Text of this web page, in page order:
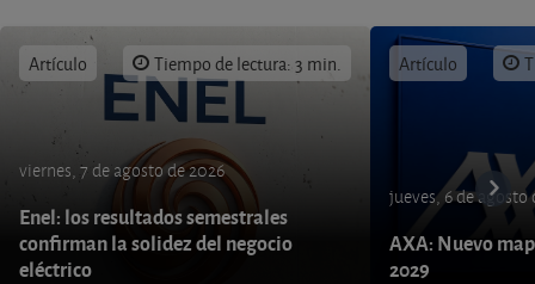
Artículo Tiempo de lectura: 3 min.
viernes, 7 de agosto de 2026
Enel: los resultados semestrales
confirman la solidez del negocio
eléctrico
Artículo
jueves, 6 de agosto
AXA: Nuevo
2029